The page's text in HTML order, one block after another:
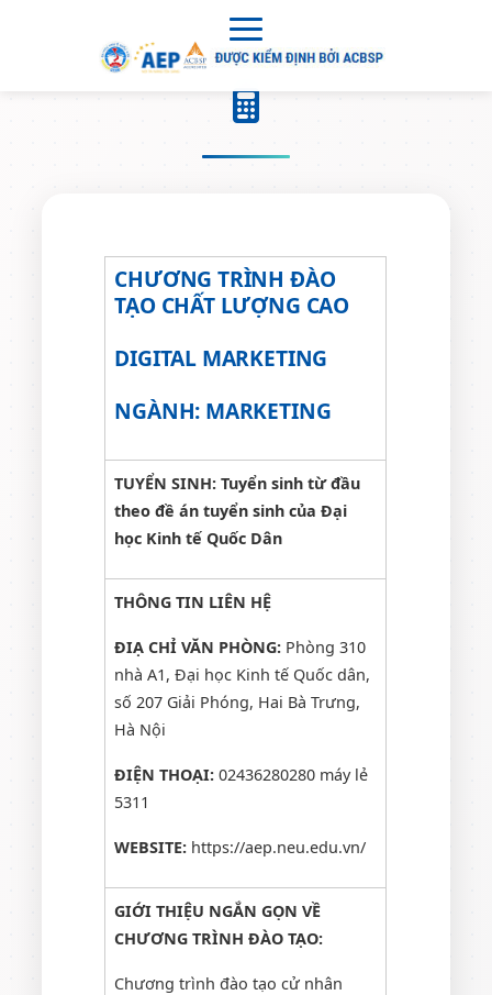
CHƯƠNG TRÌNH ĐÀO
TẠO CHẤT LƯỢNG CAO
DIGITAL MARKETING
NGÀNH: MARKETING
TUYỂN SINH: Tuyển sinh từ đầu
theo đề án tuyển sinh của Đại
học Kinh tế Quốc Dân
THÔNG TIN LIÊN HỆ
ĐIẠ CHỈ VĂN PHÒNG: Phòng 310
nhà A1, Đại học Kinh tế Quốc dân,
số 207 Giải Phóng, Hai Bà Trưng,
Hà Nội
ĐIỆN THOẠI:02436280280 máy lẻ
5311
WEBSITE: https://aep.neu.edu.vn/
GIỚI THIỆU NGẮN GỌN VỀ
CHƯƠNG TRÌNH ĐÀO TẠO:
Chương trình đào tạo cử nhân